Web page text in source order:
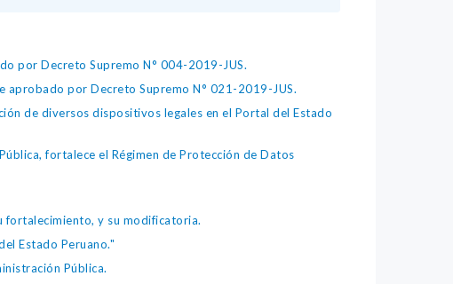
por Decreto Supremo N° 004-2019-JUS.
aprobado por Decreto Supremo N° 021-2019-JUS.
de diversos dispositivos legales en el Portal del Estado
fortalece el Régimen de Protección de Datos
fortalecimiento, y su modificatoria.
Estado Peruano."
Pública.